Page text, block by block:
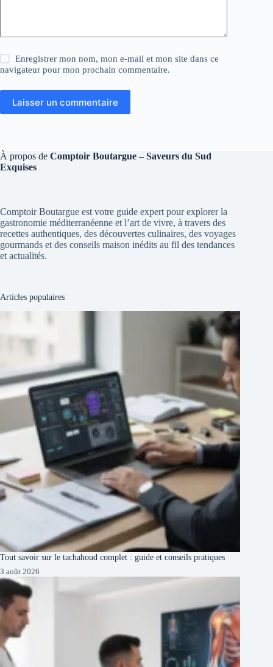
Enregistrer mon nom, mon e-mail et mon site dans ce
navigateur pour mon prochain commentaire.
Laisser un commentaire
À propos de Comptoir Boutargue – Saveurs du Sud
Exquises
Comptoir Boutargue est votre guide expert pour explorer la
gastronomie méditerranéenne et l’art de vivre, à travers des
recettes authentiques, des découvertes culinaires, des voyages
gourmands et des conseils maison inédits au fil des tendances
et actualités.
Articles populaires
Tout savoir sur le tachahoud complet : guide et conseils pratiques
3 août 2026